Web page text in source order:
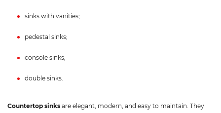
sinks with vanities;
pedestal sinks;
console sinks;
double sinks.
Countertop sinks are elegant, modern, and easy to maintain. They